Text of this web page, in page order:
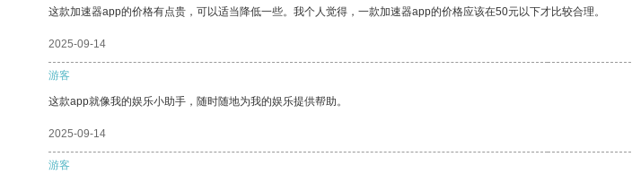
这款加速器app的价格有点贵，可以适当降低一些。我个人觉得，一款加速器app的价格应该在50元以下才比较合理。
2025-09-14
游客
这款app就像我的娱乐小助手，随时随地为我的娱乐提供帮助。
2025-09-14
游客